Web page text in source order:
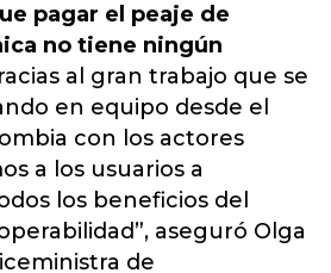
pagar el peaje de
no tiene ningún
al gran trabajo que se
en equipo desde el
con los actores
a los usuarios a
los beneficios del
aseguró Olga
de